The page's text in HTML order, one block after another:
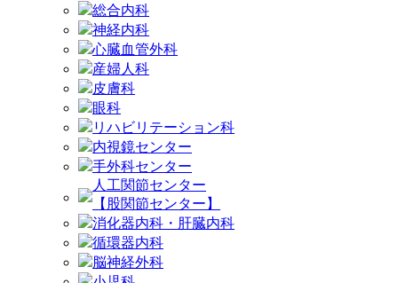
総合内科
神経内科
心臓血管外科
産婦人科
皮膚科
眼科
リハビリテーション科
内視鏡センター
手外科センター
人工関節センター
【股関節センター】
消化器内科・肝臓内科
循環器内科
脳神経外科